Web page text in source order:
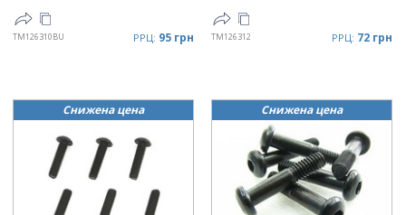
TM126310BU РРЦ: 95 грн TM126312 РРЦ: 72 грн
Снижена цена Снижена цена